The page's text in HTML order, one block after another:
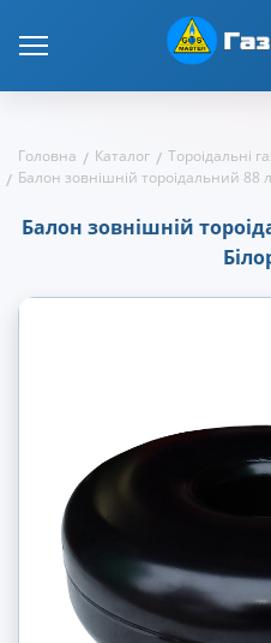
Головна Каталог
Тороідальні
Балон зовнішній тороідальний 88
Балон зовнішній